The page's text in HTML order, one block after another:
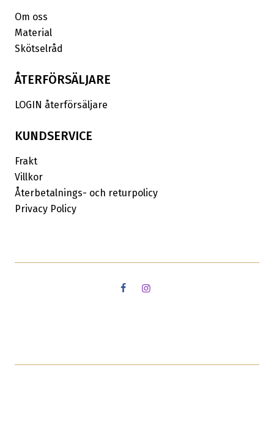
Om oss
Material
Skötselråd
ÅTERFÖRSÄLJARE
LOGIN återförsäljare
KUNDSERVICE
Frakt
Villkor
Återbetalnings- och returpolicy
Privacy Policy
FacebookInstagram